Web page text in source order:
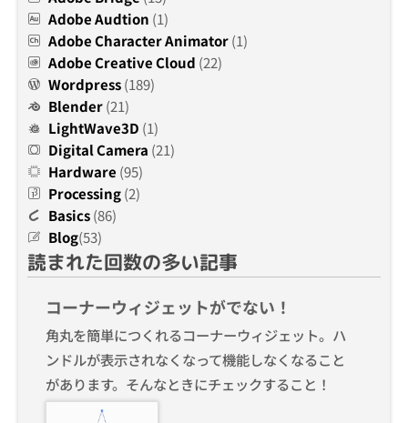
Adobe Audtion (1)
Adobe Character Animator(1)
Adobe Creative Cloud (22)
Wordpress(189)
Blender(21)
LightWave3D (1)
Digital Camera (21)
Hardware (95)
Processing(2)
Basics(86)
Blog(53)
読まれた回数の多い記事
コーナーウィジェットがでない！
角丸を簡単につくれるコーナーウィジェット。ハ
ンドルが表示されなくなって機能しなくなること
があります。そんなときにチェックすること！